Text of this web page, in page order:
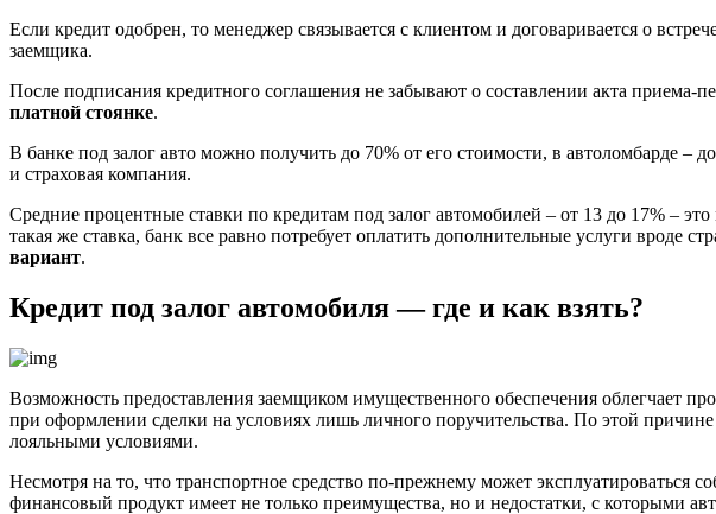
Если кредит одобрен, то менеджер связывается с клиентом и договаривается о
заемщика.
После подписания кредитного соглашения не забывают о составлении акта приема-
платной стоянке.
В банке под залог авто можно получить до 70% от его стоимости, в автоломбарде –
и страховая компания.
Средние процентные ставки по кредитам под залог автомобилей – от 13 до 17% –
такая же ставка, банк все равно потребует оплатить дополнительные услуги вроде
вариант.
Кредит под залог автомобиля — где и как взять?
Возможность предоставления заемщиком имущественного обеспечения облегчает
при оформлении сделки на условиях лишь личного поручительства. По этой причине
лояльными условиями.
Несмотря на то, что транспортное средство по-прежнему может эксплуатироваться
финансовый продукт имеет не только преимущества, но и недостатки, с которыми